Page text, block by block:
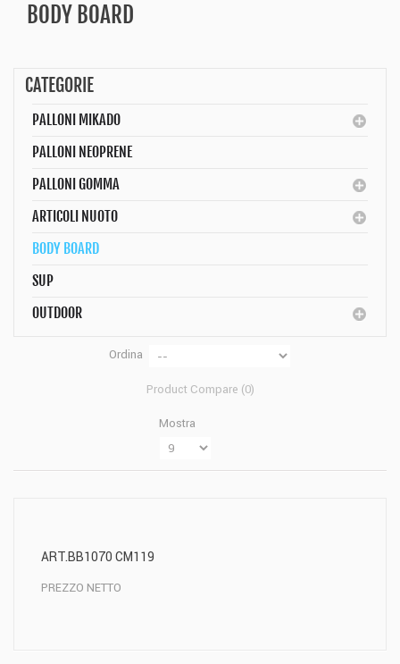
BODY BOARD
CATEGORIE
PALLONI MIKADO
PALLONI NEOPRENE
PALLONI GOMMA
ARTICOLI NUOTO
BODY BOARD
SUP
OUTDOOR
Ordina
Product Compare (0)
Mostra
ART.BB1070 CM119
PREZZO NETTO